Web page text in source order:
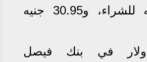
30.84 جنيه للشراء، و30.95 جنيه
في بنك فيصل